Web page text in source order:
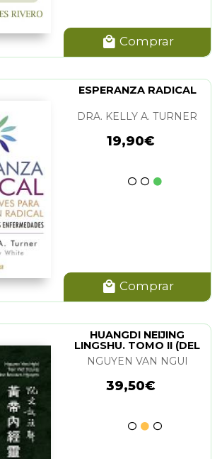
Comprar
ESPERANZA RADICAL
DRA. KELLY A. TURNER
19,90€
Comprar
HUANGDI NEIJING
LINGSHU. TOMO II (DEL
LIBRO IV AL LIBRO V)
NGUYEN VAN NGUI
39,50€